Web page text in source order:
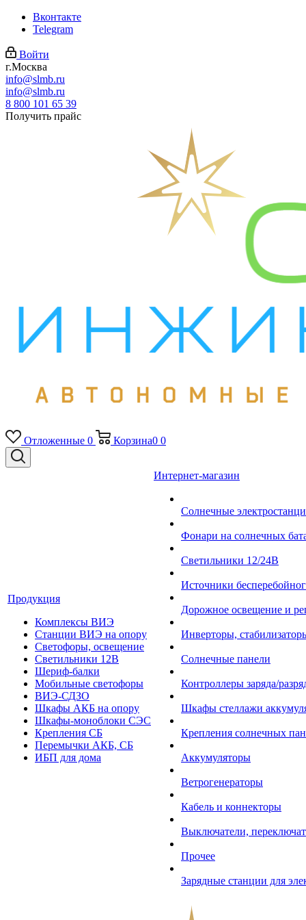
Вконтакте
Telegram
Войти
г.Москва
info@slmb.ru
info@slmb.ru
8 800 101 65 39
Получить прайс
Отложенные 0 Корзина0 0
Продукция
Комплексы ВИЭ
Станции ВИЭ на опору
Светофоры, освещение
Светильники 12В
Шериф-балки
Мобильные светофоры
ВИЭ-СДЗО
Шкафы АКБ на опору
Шкафы-моноблоки СЭС
Крепления СБ
Перемычки АКБ, СБ
ИБП для дома
Интернет-магазин
Солнечные
Фонари на солнечных
Светильники 12/24В
Источники
Дорожное освещение и
Инверторы,
Солнечные панели
Контроллеры заряда/
Шкафы стеллажи
Крепления солнечных
Аккумуляторы
Ветрогенераторы
Кабель и коннекторы
Выключатели,
Прочее
Зарядные станции для